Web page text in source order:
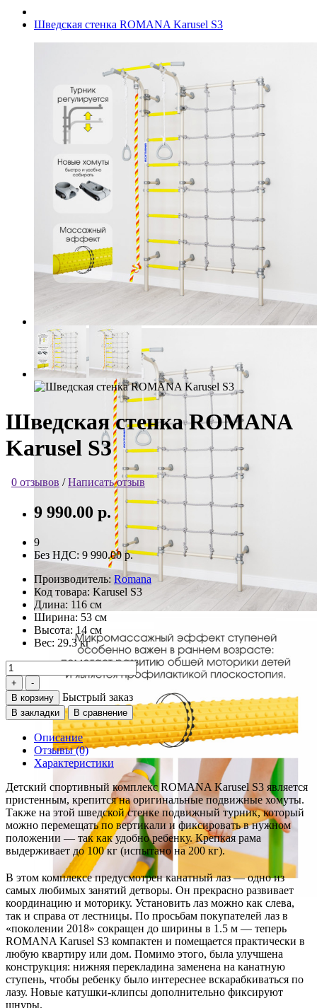
Шведская стенка ROMANA Karusel S3
Шведская стенка ROMANA
Karusel S3
0 отзывов /Написать отзыв
9 990.00 р.
9
Без НДС: 9 990.00 р.
Производитель: Romana
Код товара: Karusel S3
Длина: 116 см
Ширина: 53 см
Высота: 14 см
Вес: 29.3 кг
В корзину Быстрый заказ
В закладки В сравнение
Описание
Отзывы (0)
Характеристики
Детский спортивный комплекс ROMANA Karusel S3 является
пристенным, крепится на оригинальные подвижные хомуты.
Также на этой шведской стенке подвижный турник, который
можно перемещать по вертикали и фиксировать в нужном
положении — так как удобно ребенку. Крепкая рама
выдерживает до 100 кг (испытано на 200 кг).
В этом комплексе предусмотрен канатный лаз — одно из
самых любимых занятий детворы. Он прекрасно развивает
координацию и моторику. Установить лаз можно как слева,
так и справа от лестницы. По просьбам покупателей лаз в
«поколении 2018» сокращен до ширины в 1.5 м — теперь
ROMANA Karusel S3 компактен и помещается практически в
любую квартиру или дом. Помимо этого, была улучшена
конструкция: нижняя перекладина заменена на канатную
ступень, чтобы ребенку было интереснее вскарабкиваться по
лазу. Новые катушки-клипсы дополнительно фиксируют
шнуры.